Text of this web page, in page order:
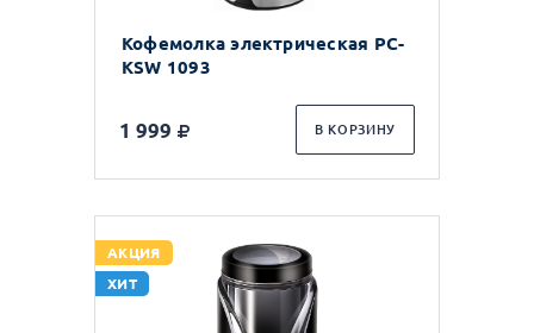
Кофемолка электрическая PC-
KSW 1093
1 999 В КОРЗИНУ
АКЦИЯ
ХИТ